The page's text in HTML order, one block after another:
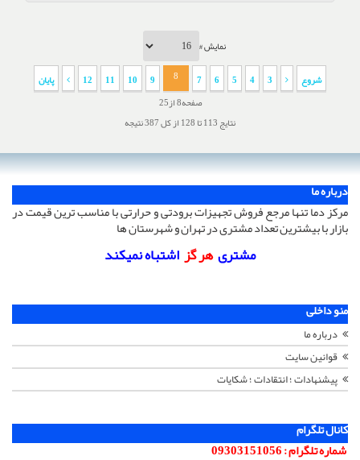
نمایش #
شروع
3
4
5
6
7
8
9
10
11
12
پایان
صفحه8 از25
نتایج 113 تا 128 از کل 387 نتیجه
درباره ما
مرکز دما تنها مرجع فروش تجهیزات برودتی و حرارتی با مناسب ترین قیمت در
بازار با بیشترین تعداد مشتری در تهران و شهرستان ها
مشتریهر گزاشتباه نمیکند
منو داخلی
درباره ما
قوانین سایت
پیشنهادات ؛ انتقادات ؛ شکایات
کانال تلگرام
شماره تلگرام :09303151056